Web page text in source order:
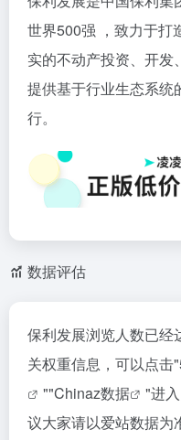
世界500强 ，致力于打
实的不动产投资、开发
提供基于行业生态系统
行。
数据评估
保利发展浏览人数已经
关权重信息，可以点击"
""Chinaz数据
"进
议大家请以爱站数据为